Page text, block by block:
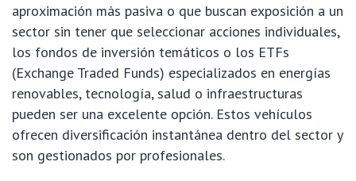
aproximación más pasiva o que buscan exposición a un
sector sin tener que seleccionar acciones individuales,
los fondos de inversión temáticos o los ETFs
(Exchange Traded Funds) especializados en energías
renovables, tecnología, salud o infraestructuras
pueden ser una excelente opción. Estos vehículos
ofrecen diversificación instantánea dentro del sector y
son gestionados por profesionales.